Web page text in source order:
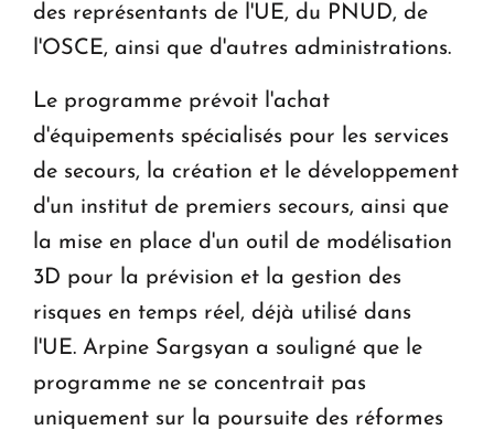
des représentants de l'UE, du PNUD, de
l'OSCE, ainsi que d'autres administrations.
Le programme prévoit l'achat
d'équipements spécialisés pour les services
de secours, la création et le développement
d'un institut de premiers secours, ainsi que
la mise en place d'un outil de modélisation
3D pour la prévision et la gestion des
risques en temps réel, déjà utilisé dans
l'UE. Arpine Sargsyan a souligné que le
programme ne se concentrait pas
uniquement sur la poursuite des réformes